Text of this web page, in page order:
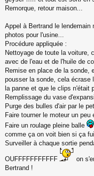
Remorque, retour maison...
Appel à Bertrand le
photos pour l'usine...
Procédure appliquée :
Nettoyage de toute la voiture,
avec de l'eau et de l'huile de
Remise en place de la
pousser la sonde, cela écrase
la panne et que le clips n'était
Remplissage du vase
Purge des bulles d'air par le
Faire tourner le moteur un
Faire un roulage pleine balle
comme ça on voit bien si ça
Surveiller à chaque sortie
OUFFFFFFFFFFF
on
Bertrand !